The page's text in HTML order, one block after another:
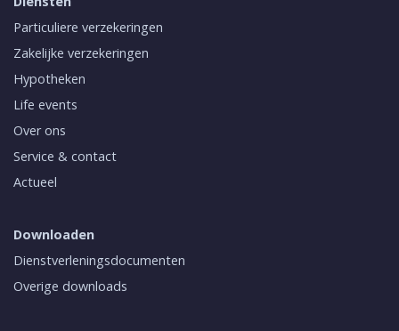
Particuliere verzekeringen
Zakelijke verzekeringen
Hypotheken
Life events
Over ons
Service & contact
Actueel
Downloaden
Dienstverleningsdocumenten
Overige downloads